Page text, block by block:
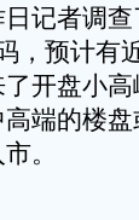
记者调
，预计有
开盘小
端的楼
。